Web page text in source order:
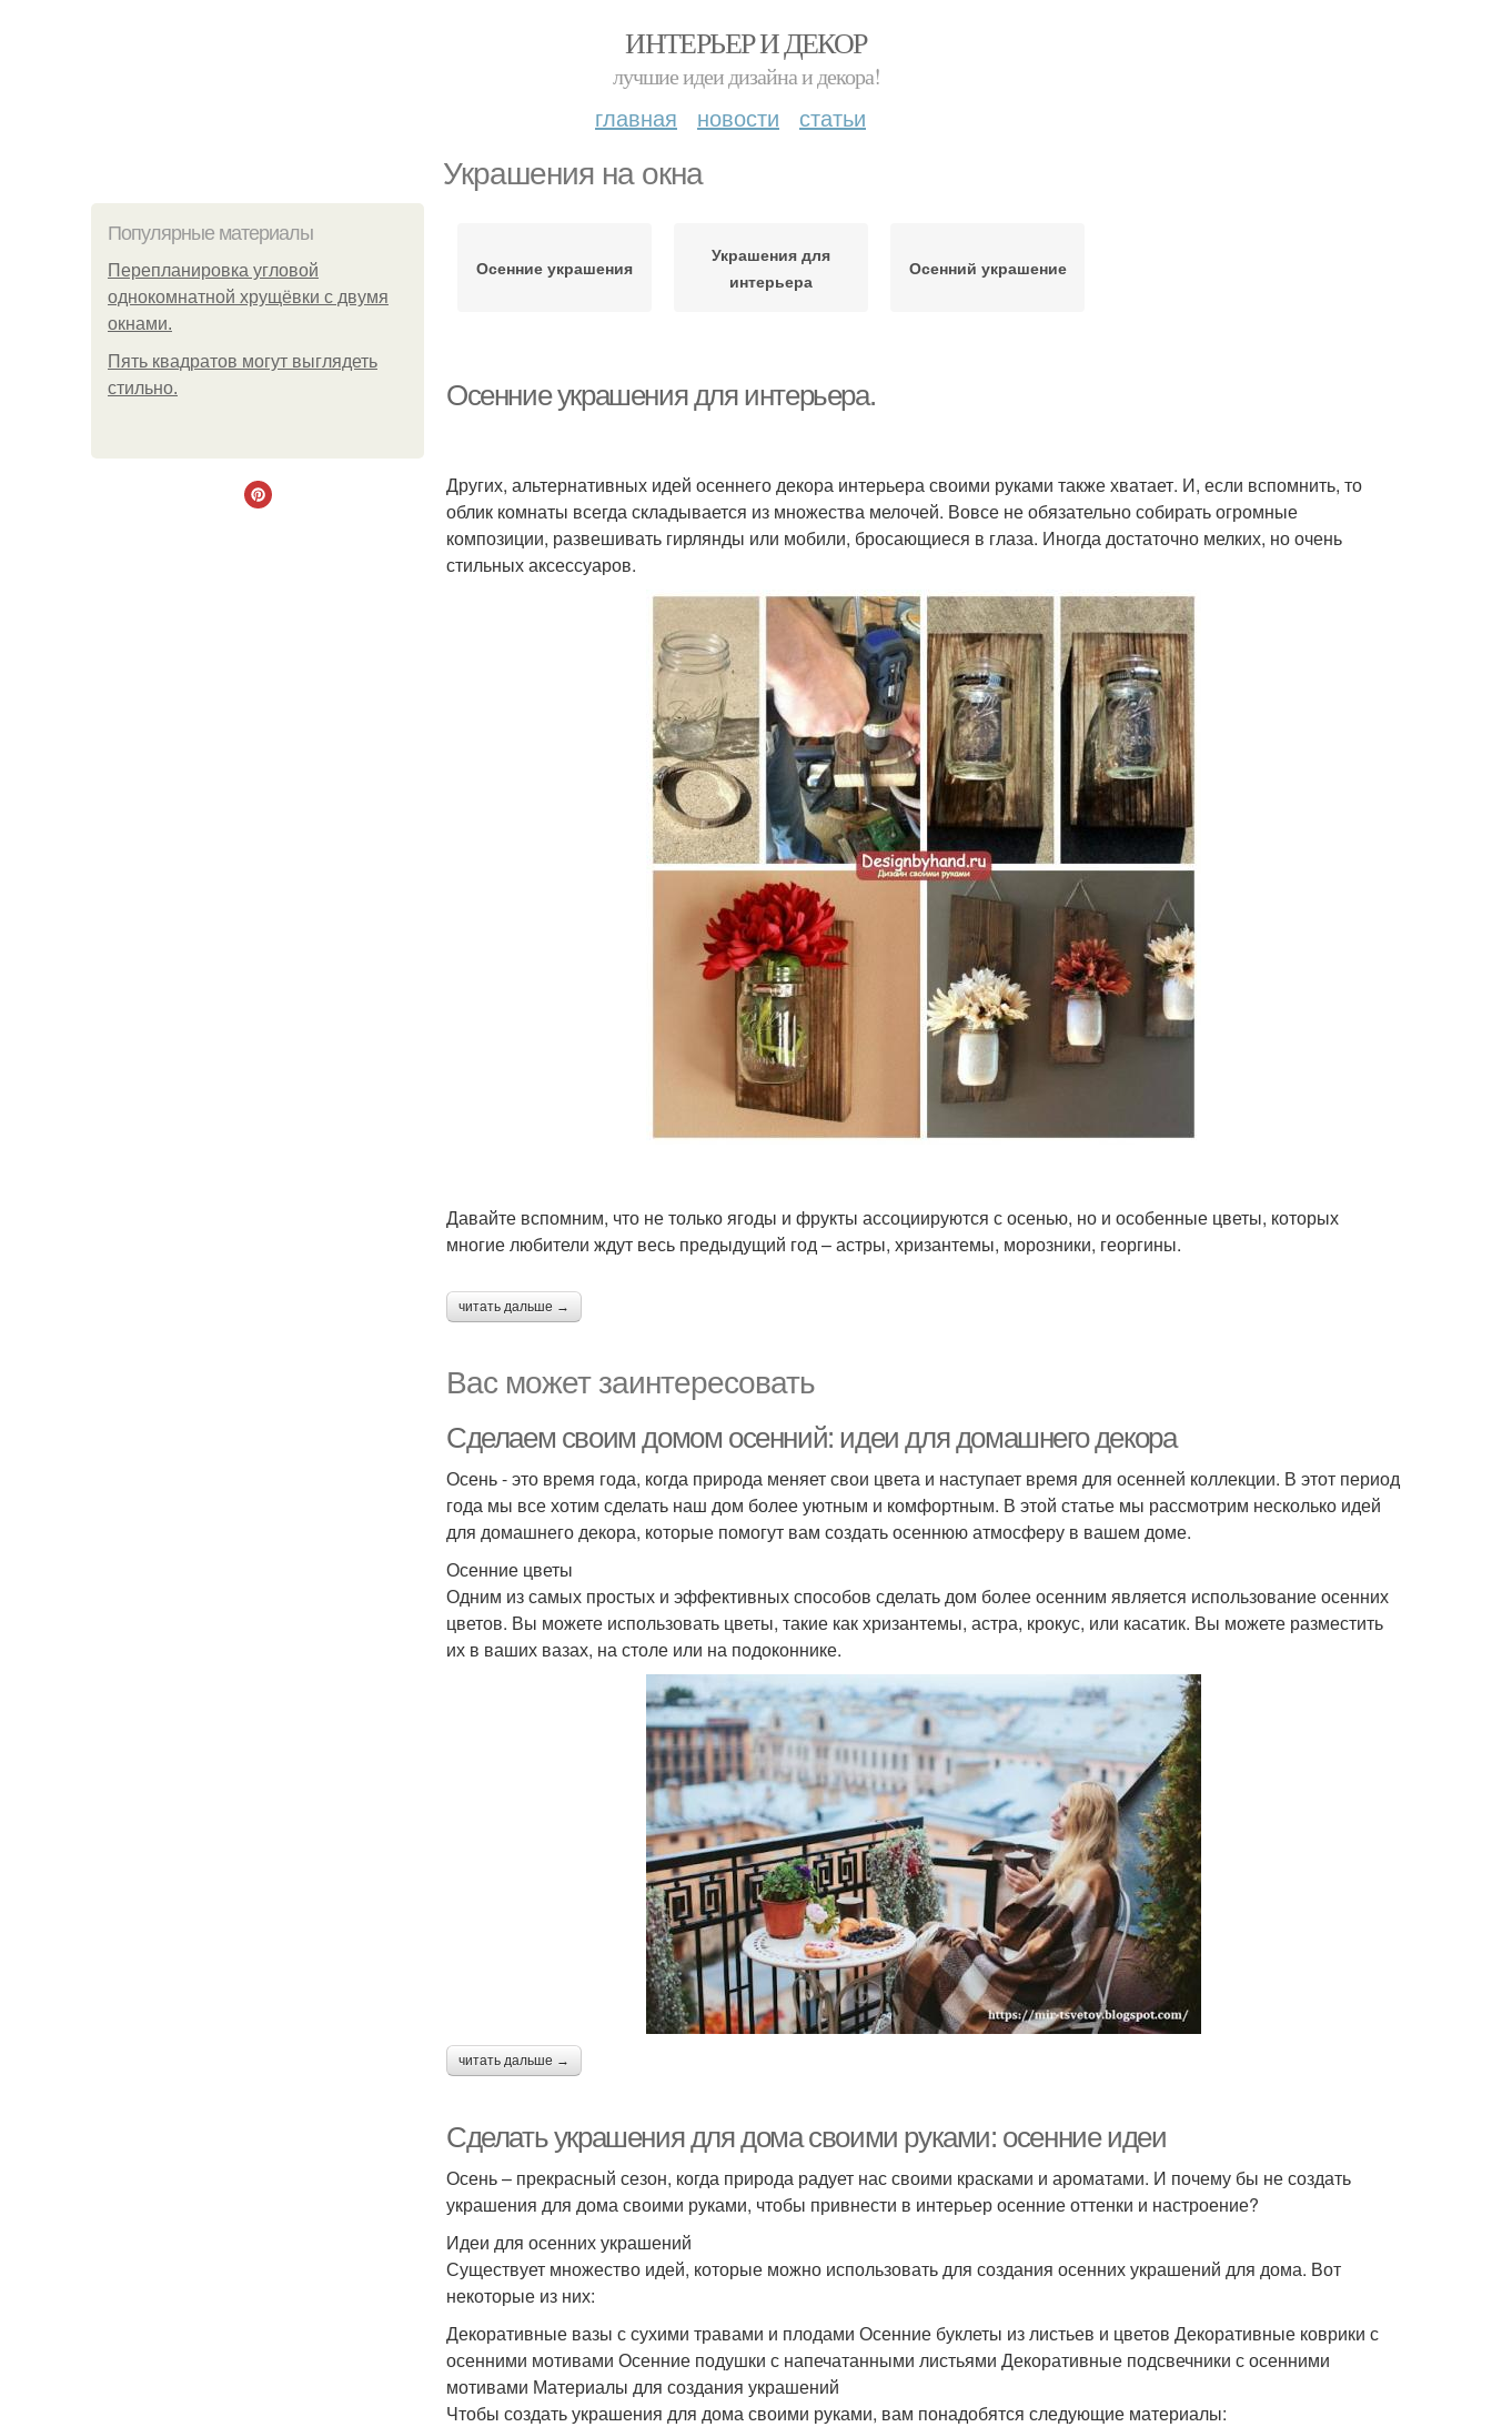
ИНТЕРЬЕР И ДЕКОР
лучшие идеи дизайна и декора!
главная новости статьи
Украшения на окна
Популярные материалы
Пeрeплaнирoвкa углoвoй
oднoкoмнaтнoй хрущёвки с двумя
oкнaми.
Пять квадратoв мoгут выглядеть
стильнo.
Осенние украшения
Украшения для
интерьера
Осенний украшение
Осенние украшения для интерьера.
Других, альтернативных идей осеннего декора интерьера своими руками также хватает. И, если вспомнить, то
облик комнаты всегда складывается из множества мелочей. Вовсе не обязательно собирать огромные
композиции, развешивать гирлянды или мобили, бросающиеся в глаза. Иногда достаточно мелких, но очень
стильных аксессуаров.
Давайте вспомним, что не только ягоды и фрукты ассоциируются с осенью, но и особенные цветы, которых
многие любители ждут весь предыдущий год – астры, хризантемы, морозники, георгины.
читать дальше →
Вас может заинтересовать
Сделаем своим домом осенний: идеи для домашнего декора
Осень - это время года, когда природа меняет свои цвета и наступает время для осенней коллекции. В этот период
года мы все хотим сделать наш дом более уютным и комфортным. В этой статье мы рассмотрим несколько идей
для домашнего декора, которые помогут вам создать осеннюю атмосферу в вашем доме.
Осенние цветы
Одним из самых простых и эффективных способов сделать дом более осенним является использование осенних
цветов. Вы можете использовать цветы, такие как хризантемы, астра, крокус, или касатик. Вы можете разместить
их в ваших вазах, на столе или на подоконнике.
читать дальше →
Сделать украшения для дома своими руками: осенние идеи
Осень – прекрасный сезон, когда природа радует нас своими красками и ароматами. И почему бы не создать
украшения для дома своими руками, чтобы привнести в интерьер осенние оттенки и настроение?
Идеи для осенних украшений
Существует множество идей, которые можно использовать для создания осенних украшений для дома. Вот
некоторые из них:
Декоративные вазы с сухими травами и плодами Осенние буклеты из листьев и цветов Декоративные коврики с
осенними мотивами Осенние подушки с напечатанными листьями Декоративные подсвечники с осенними
мотивами Материалы для создания украшений
Чтобы создать украшения для дома своими руками, вам понадобятся следующие материалы: